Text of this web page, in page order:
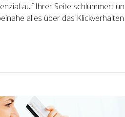
auf Ihrer Seite schlummert
alles über das